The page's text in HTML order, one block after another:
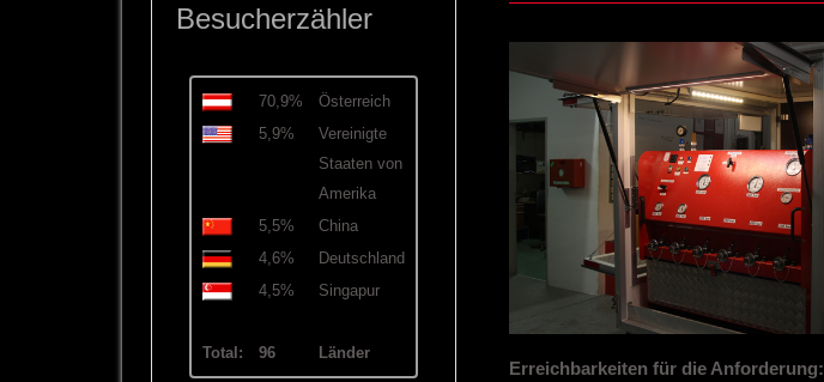
Besucherzähler
70,9%
Österreich
5,9%
Vereinigte
Staaten von
Amerika
5,5%
China
4,6%
Deutschland
4,5%
Singapur
Total: 96 Länder
Erreichbarkeiten für die Anforderung: